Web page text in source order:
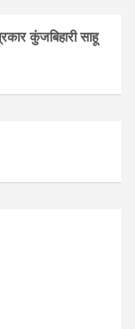
कुंजबिहारी साहू